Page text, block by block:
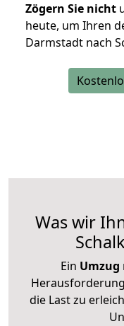
Zögern Sie nicht
heute, um Ihren
Darmstadt nach
Was wir
Ein Umzug
die Last zu